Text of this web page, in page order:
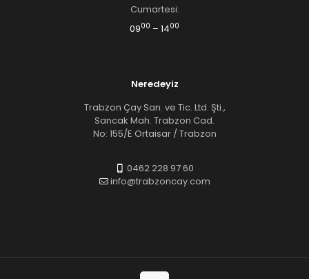
Cumartesi:
0900 – 1400
Neredeyiz
Trabzon Çay San. ve Tic. Ltd. Şti.,
Sancak Mah. Trabzon Cad.
No: 155/E Ortaisar / Trabzon
0462 228 97 60
info@trabzoncay.com